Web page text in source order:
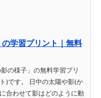
学習プリント｜無料
の様子」の無料学習プリ
)です。 日中の太陽や影(か
合わせて影はどのように動